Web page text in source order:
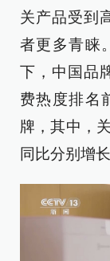
关产品受到
者更多青睐
下，中国品
费热度排名
牌，其中，
同比分别增